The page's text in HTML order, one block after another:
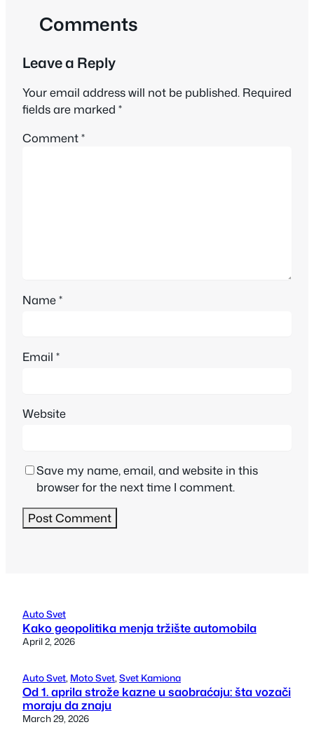
Comments
Leave a Reply
Your email address will not be published. Required
fields are marked *
Comment*
Name*
Email *
Website
Save my name, email, and website in this
browser for the next time I comment.
Auto Svet
Kako geopolitika menja tržište automobila
April 2, 2026
Auto Svet, Moto Svet, Svet Kamiona
Od 1. aprila strože kazne u saobraćaju: šta vozači
moraju da znaju
March 29, 2026